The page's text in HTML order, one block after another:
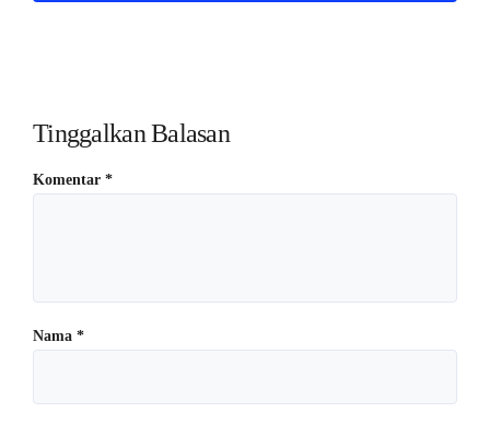
Tinggalkan Balasan
Komentar *
Nama *